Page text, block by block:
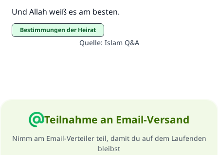
Und Allah weiß es am besten.
Bestimmungen der Heirat
Quelle: Islam Q&A
Teilnahme an Email-Versand
Nimm am Email-Verteiler teil, damit du auf dem Laufenden
bleibst